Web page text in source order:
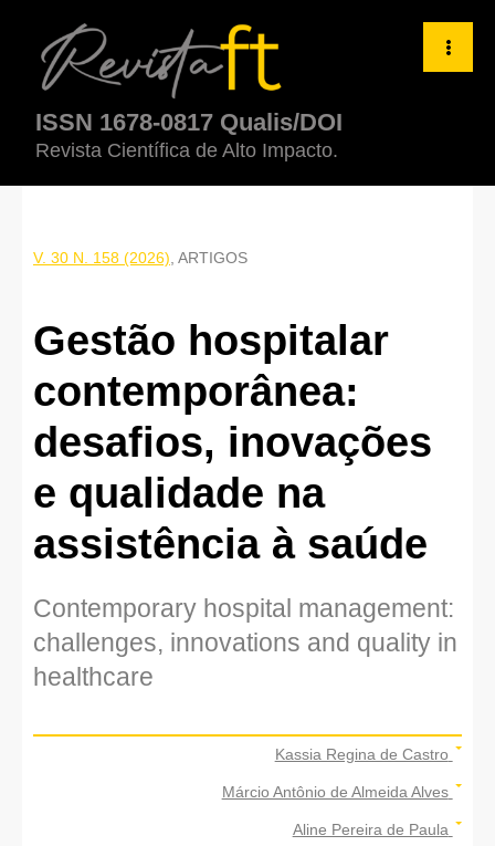
Gestão hospitalar contemporânea: desafios, inovações e
ISSN 1678-0817 Qualis/DOI
Revista Científica de Alto Impacto.
V. 30 N. 158 (2026), ARTIGOS
Gestão hospitalar
contemporânea:
desafios, inovações
e qualidade na
assistência à saúde
Contemporary hospital management:
challenges, innovations and quality in
healthcare
Kassia Regina de Castro
Márcio Antônio de Almeida Alves
Aline Pereira de Paula